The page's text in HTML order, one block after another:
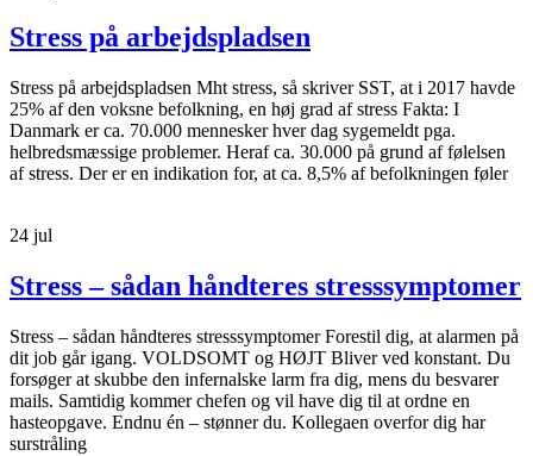
Stress på arbejdspladsen
Stress på arbejdspladsen Mht stress, så skriver SST, at i 2017 havde
25% af den voksne befolkning, en høj grad af stress Fakta: I
Danmark er ca. 70.000 mennesker hver dag sygemeldt pga.
helbredsmæssige problemer. Heraf ca. 30.000 på grund af følelsen
af stress. Der er en indikation for, at ca. 8,5% af befolkningen føler
24 jul
Stress – sådan håndteres stresssymptomer
Stress – sådan håndteres stresssymptomer Forestil dig, at alarmen på
dit job går igang. VOLDSOMT og HØJT Bliver ved konstant. Du
forsøger at skubbe den infernalske larm fra dig, mens du besvarer
mails. Samtidig kommer chefen og vil have dig til at ordne en
hasteopgave. Endnu én – stønner du. Kollegaen overfor dig har
surstråling